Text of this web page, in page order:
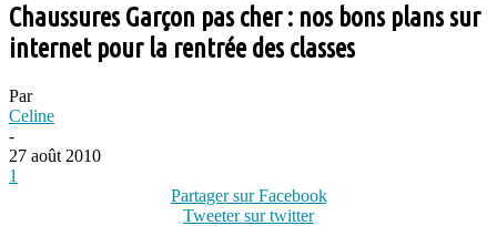
Chaussures Garçon pas cher : nos bons plans sur
internet pour la rentrée des classes
Par
Celine
-
27 août 2010
1
Partager sur Facebook
Tweeter sur twitter